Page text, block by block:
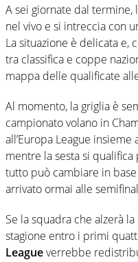
A sei giornate dal termine,
nel vivo e si intreccia con
La situazione è delicata e,
tra classifica e coppe
mappa delle qualificate
Al momento, la griglia è
campionato volano in
all’Europa League
mentre la sesta si
tutto può cambiare in
arrivato ormai alle
Se la squadra che alzerà la
stagione entro i primi
Leagueverrebbe